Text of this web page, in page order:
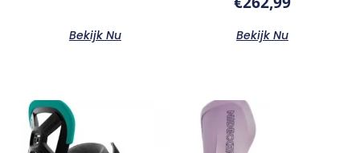
Bekijk Nu Bekijk Nu